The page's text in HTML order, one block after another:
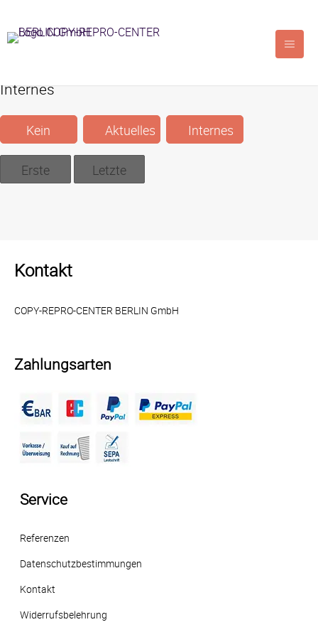
Internes
Kein
Filter
Aktuelles Internes
Erste Letzte
Kontakt
COPY-REPRO-CENTER BERLIN GmbH
Zahlungsarten
Service
Referenzen
Datenschutzbestimmungen
Kontakt
Widerrufsbelehrung